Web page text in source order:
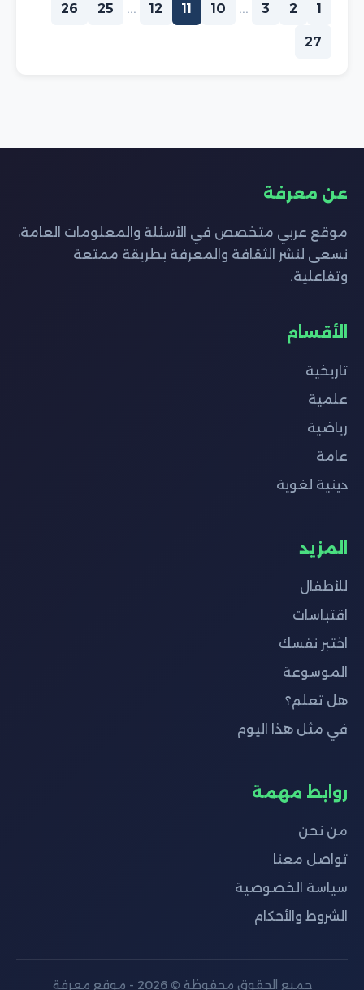
1
2
3
...
10
11
12
...
25
26
27
عن معرفة
موقع عربي متخصص في الأسئلة والمعلومات العامة،
نسعى لنشر الثقافة والمعرفة بطريقة ممتعة
وتفاعلية.
الأقسام
تاريخية
علمية
رياضية
عامة
دينية لغوية
المزيد
للأطفال
اقتباسات
اختبر نفسك
الموسوعة
هل تعلم؟
في مثل هذا اليوم
روابط مهمة
من نحن
تواصل معنا
سياسة الخصوصية
الشروط والأحكام
جميع الحقوق محفوظة © 2026 - موقع معرفة